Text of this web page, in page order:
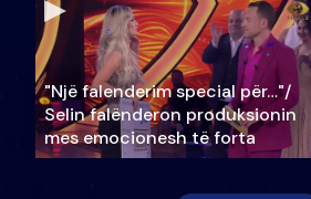
"Një falenderim special për…"/
Selin falënderon produksionin
mes emocionesh të forta